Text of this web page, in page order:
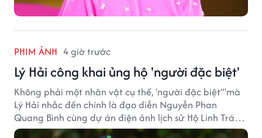
PHIM ẢNH 4 giờ trước
Lý Hải công khai ủng hộ 'người đặc biệt'
Không phải một nhân vật cụ thể, 'người đặc biệt”'mà
Lý Hải nhắc đến chính là đạo diễn Nguyễn Phan
Quang Bình cùng dự án điện ảnh lịch sử Hộ Linh Tráng
Sĩ: Bí Ẩn Mộ Vua Đinh.